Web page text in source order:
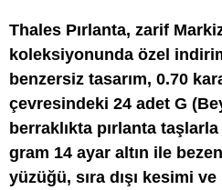
Thales Pırlanta, zarif
koleksiyonunda özel
benzersiz tasarım, 0.70
çevresindeki 24 adet G
berraklıkta pırlanta
gram 14 ayar altın ile
yüzüğü, sıra dışı kesimi